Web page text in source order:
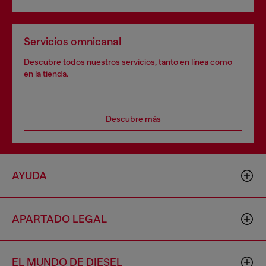
Servicios omnicanal
Descubre todos nuestros servicios, tanto en línea como
en la tienda.
Descubre más
AYUDA
APARTADO LEGAL
EL MUNDO DE DIESEL